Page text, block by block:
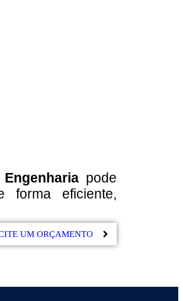
Engenharia pode
forma eficiente,
UM ORÇAMENTO